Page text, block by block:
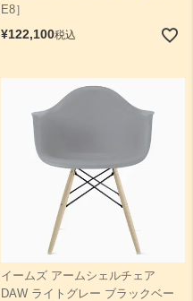
E8］
¥122,100税込
イームズ アームシェルチェア
DAW ライトグレー ブラックベー